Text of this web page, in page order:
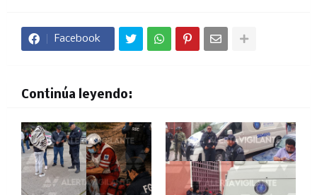
Facebook
Continúa leyendo: